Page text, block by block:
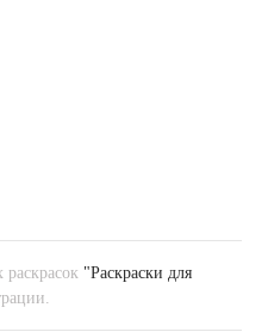
"Раскраски для